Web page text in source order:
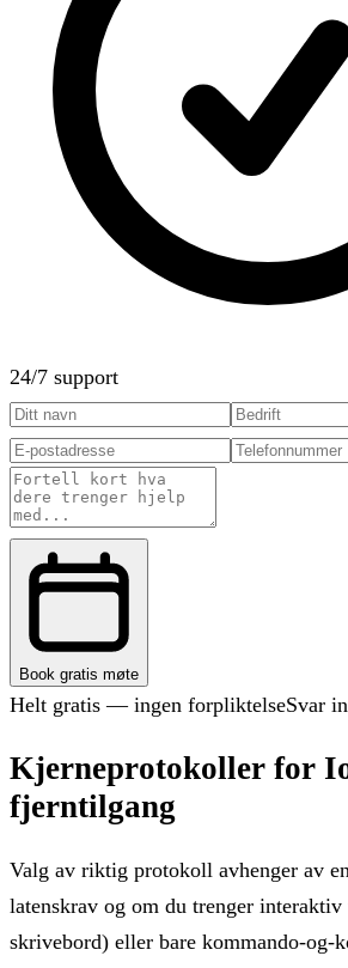
24/7 support
Book gratis møte
Helt gratis — ingen forpliktelseSvar
Kjerneprotokoller for
fjerntilgang
Valg av riktig protokoll avhenger av
latenskrav og om du trenger
skrivebord) eller bare kommando-og-